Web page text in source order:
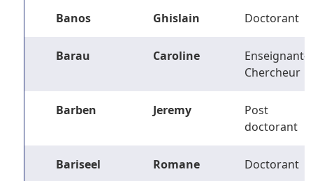
Banos Ghislain Doctorant
Barau Caroline
Enseignant-
Chercheur
Barben Jeremy
Post
doctorant
Bariseel Romane Doctorant